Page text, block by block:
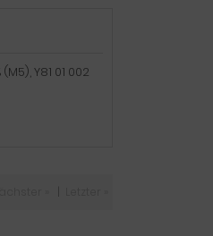
Y81 01 002